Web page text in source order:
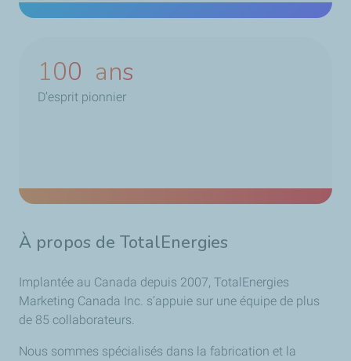
100 ans
D’esprit pionnier
À propos de TotalEnergies
Implantée au Canada depuis 2007, TotalEnergies
Marketing Canada Inc. s’appuie sur une équipe de plus
de 85 collaborateurs.
Nous sommes spécialisés dans la fabrication et la